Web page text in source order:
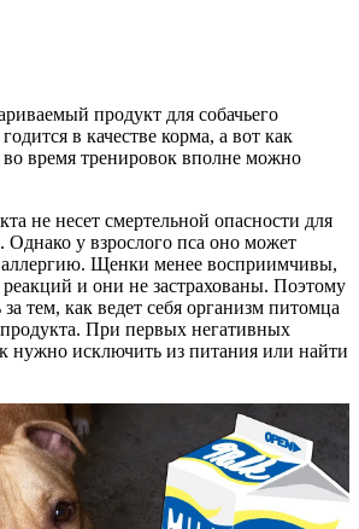
продукт для собачьего
в качестве корма, а вот как
время тренировок вполне можно
не несет смертельной опасности для
Однако у взрослого пса оно может
Щенки менее восприимчивы,
реакций и они не застрахованы. Поэтому
тем, как ведет себя организм питомца
При первых негативных
нужно исключить из питания или найти